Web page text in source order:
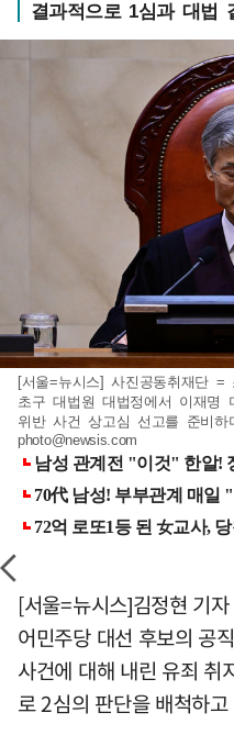
결과적으로 1심과 대법
[서울=뉴시스] 사진공동취재단
초구 대법원 대법정에서 이재명
위반 사건 상고심 선고를 준비하
photo@newsis.com
[서울=뉴시스]김정현 기
어민주당 대선 후보의 공
사건에 대해 내린 유죄 취
로 2심의 판단을 배척하